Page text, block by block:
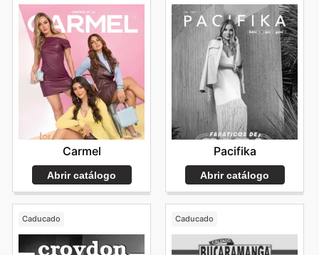
Carmel
Abrir catálogo
Pacifika
Abrir catálogo
Caducado Caducado